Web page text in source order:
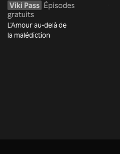
Viki Pass Épisodes
gratuits
L'Amour au-delà de
la malédiction